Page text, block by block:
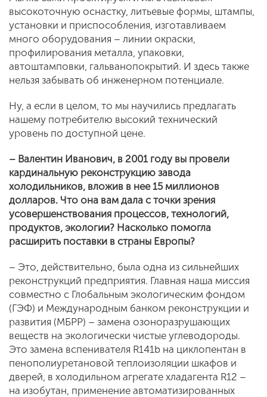
высокоточную оснастку, литьевые формы, штампы,
установки и приспособления, изготавливаем
много оборудования – линии окраски,
профилирования металла, упаковки,
автоштамповки, гальванопокрытий. И здесь также
нельзя забывать об инженерном потенциале.
Ну, а если в целом, то мы научились предлагать
нашему потребителю высокий технический
уровень по доступной цене.
– Валентин Иванович, в 2001 году вы провели
кардинальную реконструкцию завода
холодильников, вложив в нее 15 миллионов
долларов. Что она вам дала с точки зрения
усовершенствования процессов, технологий,
продуктов, экологии? Насколько помогла
расширить поставки в страны Европы?
– Это, действительно, была одна из сильнейших
реконструкций предприятия. Главная наша миссия
совместно с Глобальным экологическим фондом
(ГЭФ) и Международным банком реконструкции и
развития (МБРР) – замена озоноразрушающих
веществ на экологически чистые углеводороды.
Это замена вспенивателя R141b на циклопентан в
пенополиуретановой теплоизоляции шкафов и
дверей, в холодильном агрегате хладагента R12 –
на изобутан, применение автоматизированных